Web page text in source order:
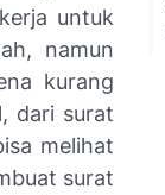
untuk
namun
kurang
dari surat
melihat
surat